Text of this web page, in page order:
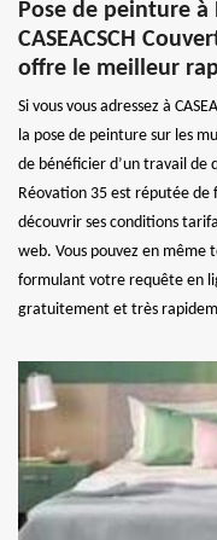
Pose de peinture à
CASEACSCH
offre le meilleur
Si vous vous adressez à
la pose de peinture sur les
de bénéficier d’un travail de
Réovation 35 est réputée
découvrir ses conditions
web. Vous pouvez en même
formulant votre requête en
gratuitement et très